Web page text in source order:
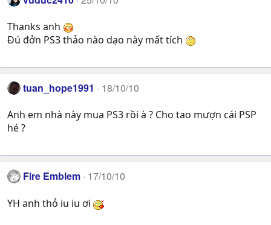
Thanks anh
Đú đởn PS3 thảo nào dạo này mất tích
tuan_hope1991 18/10/10
Anh em nhà này mua PS3 rồi à ? Cho tao mượn cái PSP
hé ?
Fire Emblem 17/10/10
YH anh thỏ iu iu ơi